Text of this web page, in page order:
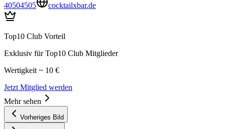
40504505
cocktailxbar.de
Top10 Club Vorteil
Exklusiv für Top10 Club Mitglieder
Wertigkeit ~ 10 €
Jetzt Mitglied werden
Mehr sehen
Vorheriges Bild